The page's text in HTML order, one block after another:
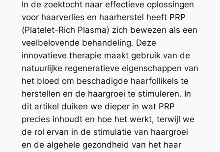
In de zoektocht naar effectieve oplossingen
voor haarverlies en haarherstel heeft PRP
(Platelet-Rich Plasma) zich bewezen als een
veelbelovende behandeling. Deze
innovatieve therapie maakt gebruik van de
natuurlijke regeneratieve eigenschappen van
het bloed om beschadigde haarfollikels te
herstellen en de haargroei te stimuleren. In
dit artikel duiken we dieper in wat PRP
precies inhoudt en hoe het werkt, terwijl we
de rol ervan in de stimulatie van haargroei
en de algehele gezondheid van het haar